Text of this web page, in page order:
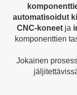
automatisoidut
CNC-koneetja
komponenttien
Jokainen